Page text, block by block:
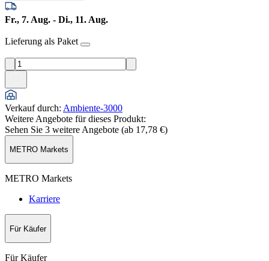
Fr., 7. Aug. - Di., 11. Aug.
Lieferung als Paket
Verkauf durch: Ambiente-3000
Weitere Angebote für dieses Produkt:
Sehen Sie 3 weitere Angebote (ab 17,78 €)
METRO Markets
METRO Markets
Karriere
Für Käufer
Für Käufer